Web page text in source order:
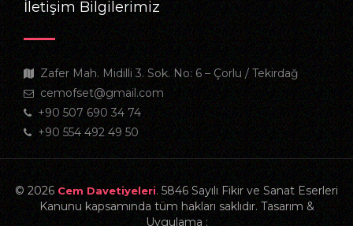
İletişim Bilgilerimiz
Zafer Mah. Midilli 3. Sok. No: 6 – Çorlu / Tekirdağ
cemofset@gmail.com
+90 507 690 34 74
+90 554 492 49 50
© 2026 Cem Davetiyeleri. 5846 Sayılı Fikir ve Sanat Eserleri
Kanunu kapsamında tüm hakları saklıdır. Tasarım &
Uygulama :